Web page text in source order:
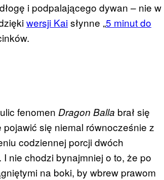
i podpalającego dywan – nie w
wersji Kaisłynne „5 minut do
fenomen Dragon Balla brał się
pojawić się niemal równocześnie z
codziennej porcji dwóch
nie chodzi bynajmniej o to, że po
na boki, by wbrew prawom